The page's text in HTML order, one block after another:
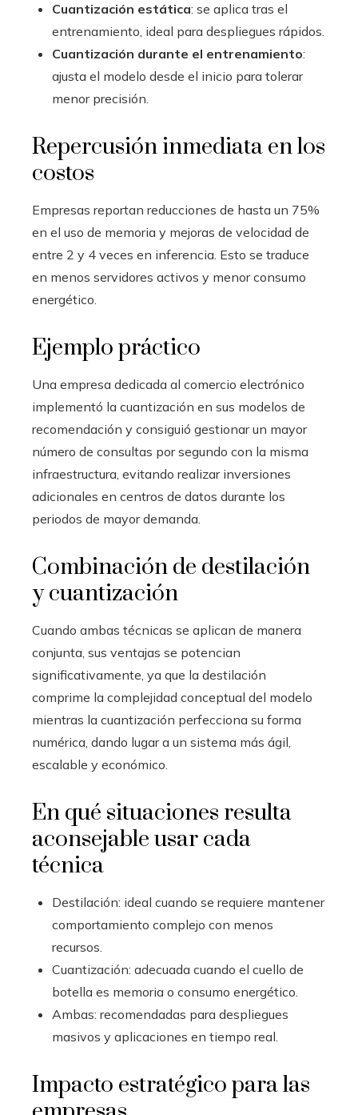
Cuantización estática: se aplica tras el
entrenamiento, ideal para despliegues rápidos.
Cuantización durante el entrenamiento:
ajusta el modelo desde el inicio para tolerar
menor precisión.
Repercusión inmediata en los
costos
Empresas reportan reducciones de hasta un 75%
en el uso de memoria y mejoras de velocidad de
entre 2 y 4 veces en inferencia. Esto se traduce
en menos servidores activos y menor consumo
energético.
Ejemplo práctico
Una empresa dedicada al comercio electrónico
implementó la cuantización en sus modelos de
recomendación y consiguió gestionar un mayor
número de consultas por segundo con la misma
infraestructura, evitando realizar inversiones
adicionales en centros de datos durante los
periodos de mayor demanda.
Combinación de destilación
y cuantización
Cuando ambas técnicas se aplican de manera
conjunta, sus ventajas se potencian
significativamente, ya que la destilación
comprime la complejidad conceptual del modelo
mientras la cuantización perfecciona su forma
numérica, dando lugar a un sistema más ágil,
escalable y económico.
En qué situaciones resulta
aconsejable usar cada
técnica
Destilación: ideal cuando se requiere mantener
comportamiento complejo con menos
recursos.
Cuantización: adecuada cuando el cuello de
botella es memoria o consumo energético.
Ambas: recomendadas para despliegues
masivos y aplicaciones en tiempo real.
Impacto estratégico para las